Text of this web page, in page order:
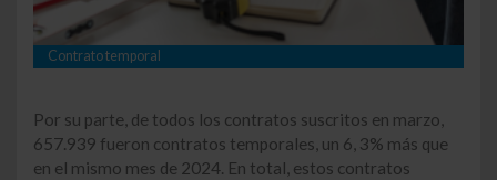
Contrato temporal
Por su parte, de todos los contratos suscritos en marzo,
657.939 fueron contratos temporales, un 6, 3% más que
en el mismo mes de 2024. En total, estos contratos